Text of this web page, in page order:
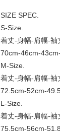
SIZE SPEC.
S-Size.
着丈-身幅-肩幅-袖
70cm-46cm-
M-Size.
着丈-身幅-肩幅-袖
72.5cm-52cm-
L-Size.
着丈-身幅-肩幅-袖
75.5cm-56cm-